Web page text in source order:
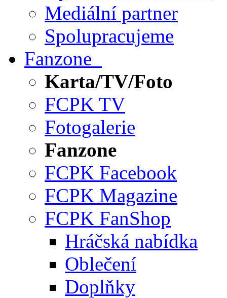
Mediální partner
Spolupracujeme
Fanzone
Karta/TV/Foto
FCPK TV
Fotogalerie
Fanzone
FCPK Facebook
FCPK Magazine
FCPK FanShop
Hráčská nabídka
Oblečení
Doplňky